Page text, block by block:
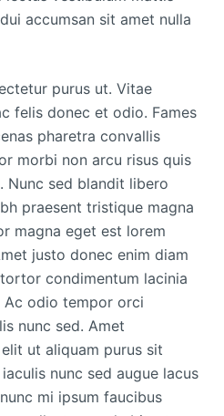
accumsan sit amet nulla
purus ut. Vitae
felis donec et odio. Fames
pharetra convallis
morbi non arcu risus quis
Nunc sed blandit libero
praesent tristique magna
magna eget est lorem
justo donec enim diam
condimentum lacinia
Ac odio tempor orci
nunc sed. Amet
ut aliquam purus sit
nunc sed augue lacus
mi ipsum faucibus